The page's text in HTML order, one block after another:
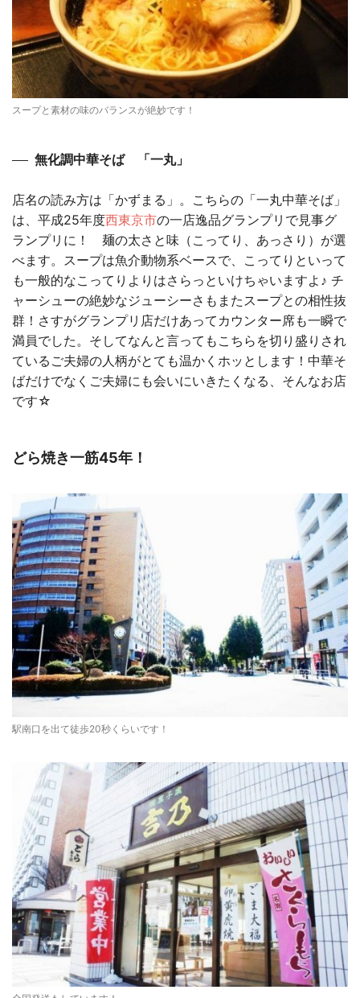
スープと素材の味のバランスが絶妙です！
無化調中華そば 「一丸」
店名の読み方は「かずまる」。こちらの「一丸中華そば」
は、平成25年度西東京市の一店逸品グランプリで見事グ
ランプリに！ 麺の太さと味（こってり、あっさり）が選
べます。スープは魚介動物系ベースで、こってりといって
も一般的なこってりよりはさらっといけちゃいますよ♪ チ
ャーシューの絶妙なジューシーさもまたスープとの相性抜
群！さすがグランプリ店だけあってカウンター席も一瞬で
満員でした。そしてなんと言ってもこちらを切り盛りされ
ているご夫婦の人柄がとても温かくホッとします！中華そ
ばだけでなくご夫婦にも会いにいきたくなる、そんなお店
です☆
どら焼き一筋45年！
駅南口を出て徒歩20秒くらいです！